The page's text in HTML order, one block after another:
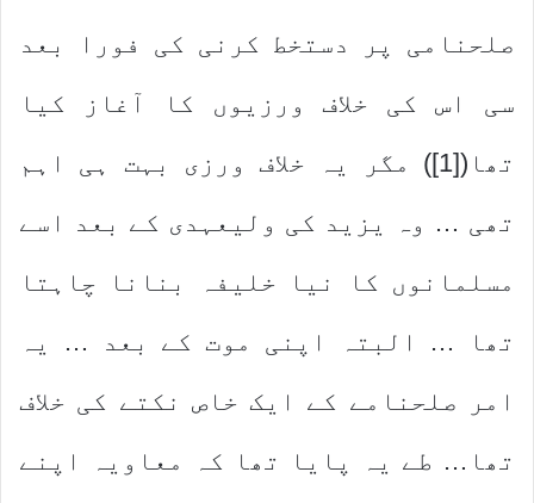
صلحنامی پر دستخط کرنی کی فورا بعد
سی اس کی خلاف ورزیوں کا آغاز کیا
تھا([1]) مگر یہ خلاف ورزی بہت ہی اہم
تھی … وہ یزید کی ولیعہدی کے بعد اسے
مسلمانوں کا نیا خلیفہ بنانا چاہتا
تھا … البتہ اپنی موت کے بعد … یہ
امر صلحنامے کے ایک خاص نکتے کی خلاف
تھا… طے یہ پایا تھا کہ معاویہ اپنے